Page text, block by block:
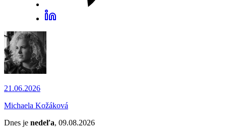
21.06.2026
Michaela Kožáková
Dnes je nedeľa, 09.08.2026